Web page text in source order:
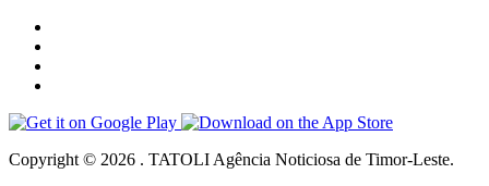
Copyright © 2026 . TATOLI Agência Noticiosa de Timor-Leste.